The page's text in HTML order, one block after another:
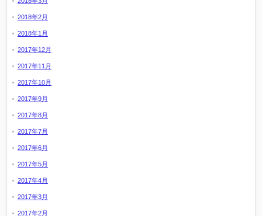
2018年2月
2018年1月
2017年12月
2017年11月
2017年10月
2017年9月
2017年8月
2017年7月
2017年6月
2017年5月
2017年4月
2017年3月
2017年2月